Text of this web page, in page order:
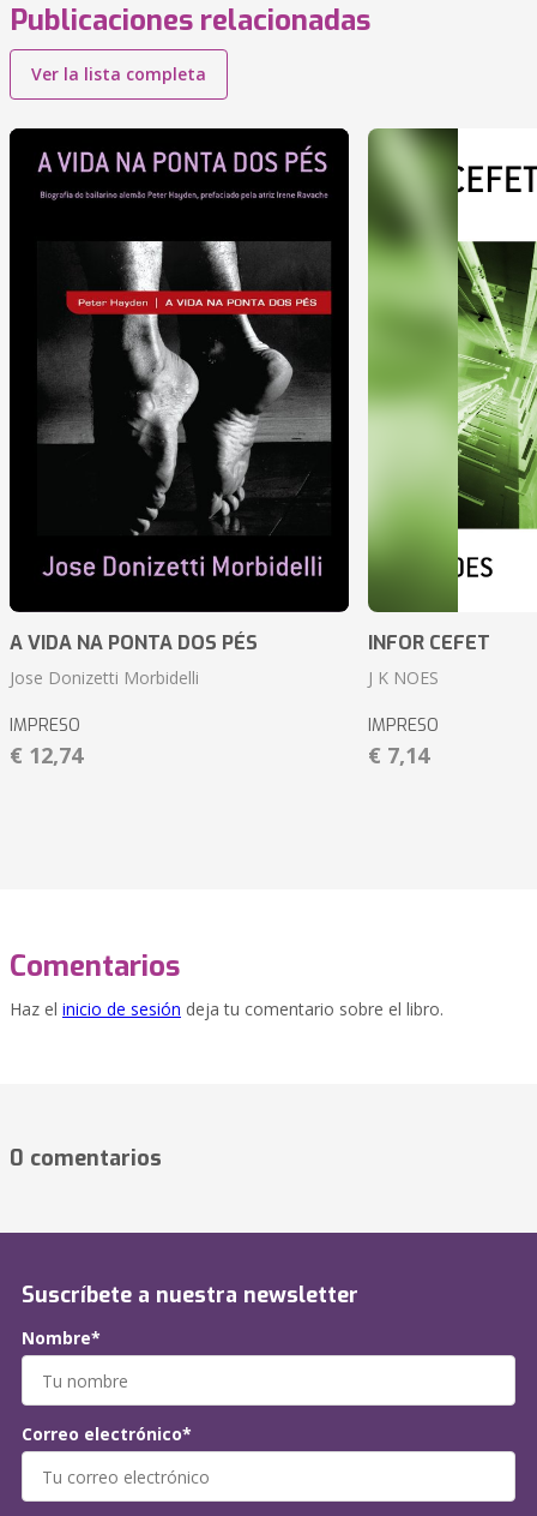
Publicaciones relacionadas
Ver la lista completa
A VIDA NA PONTA DOS PÉS
Jose Donizetti Morbidelli
IMPRESO
€ 12,74
INFOR CEFET
J K NOES
IMPRESO
€ 7,14
Comentarios
Haz el inicio de sesión deja tu comentario sobre el libro.
0 comentarios
Suscríbete a nuestra newsletter
Nombre*
Correo electrónico*